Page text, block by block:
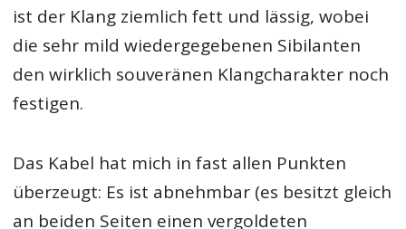
ist der Klang ziemlich fett und lässig, wobei
die sehr mild wiedergegebenen Sibilanten
den wirklich souveränen Klangcharakter noch
festigen.
Das Kabel hat mich in fast allen Punkten
überzeugt: Es ist abnehmbar (es besitzt gleich
an beiden Seiten einen vergoldeten